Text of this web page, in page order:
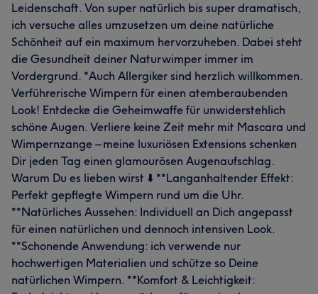
Leidenschaft. Von super natürlich bis super dramatisch,
ich versuche alles umzusetzen um deine natürliche
Schönheit auf ein maximum hervorzuheben. Dabei steht
die Gesundheit deiner Naturwimper immer im
Vordergrund. *Auch Allergiker sind herzlich willkommen.
Verführerische Wimpern für einen atemberaubenden
Look! Entdecke die Geheimwaffe für unwiderstehlich
schöne Augen. Verliere keine Zeit mehr mit Mascara und
Wimpernzange – meine luxuriösen Extensions schenken
Dir jeden Tag einen glamourösen Augenaufschlag.
Warum Du es lieben wirst ⬇️ **Langanhaltender Effekt:
Perfekt gepflegte Wimpern rund um die Uhr.
**Natürliches Aussehen: Individuell an Dich angepasst
für einen natürlichen und dennoch intensiven Look.
**Schonende Anwendung: ich verwende nur
hochwertigen Materialien und schütze so Deine
natürlichen Wimpern. **Komfort & Leichtigkeit: